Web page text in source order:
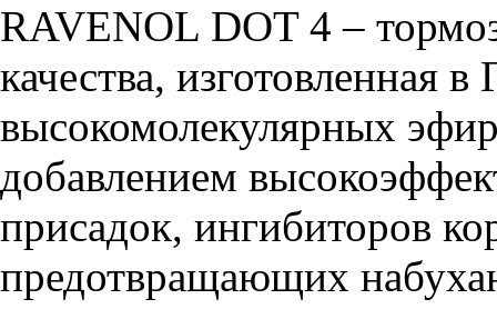
RAVENOL DOT 4 –
качества, изготовленная
высокомолекулярных
добавлением
присадок, ингибиторов
предотвращающих